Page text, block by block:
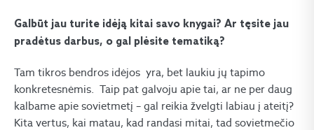
Galbūt jau turite idėją kitai savo knygai? Ar tęsite jau
pradėtus darbus, o gal plėsite tematiką?
Tam tikros bendros idėjos yra, bet laukiu jų tapimo
konkretesnėmis. Taip pat galvoju apie tai, ar ne per daug
kalbame apie sovietmetį – gal reikia žvelgti labiau į ateitį?
Kita vertus, kai matau, kad randasi mitai, tad sovietmečio